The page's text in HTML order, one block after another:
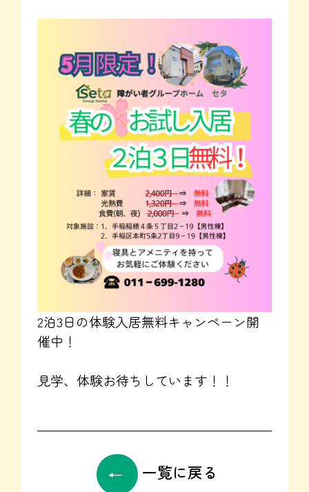
2泊3日の体験入居無料キャンペーン開
催中！
見学、体験お待ちしています！！
一覧に戻る